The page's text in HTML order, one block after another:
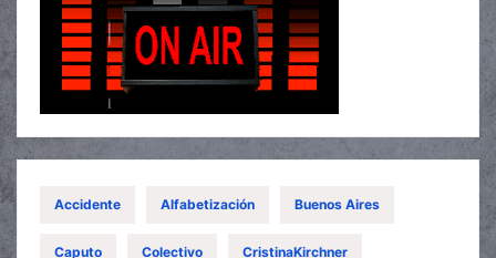
Accidente Alfabetización Buenos Aires
Caputo Colectivo CristinaKirchner